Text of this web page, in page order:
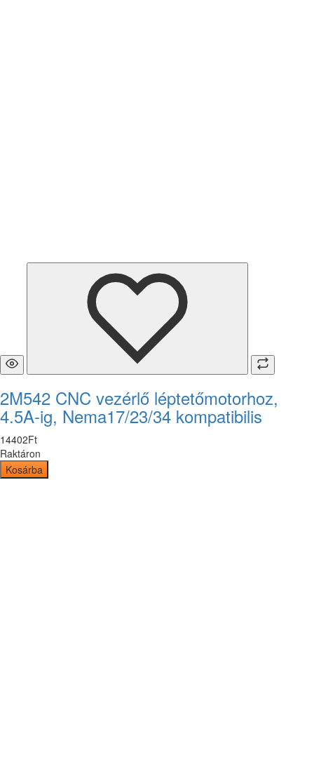
2M542 CNC vezérlő léptetőmotorhoz,
4.5A-ig, Nema17/23/34 kompatibilis
14402Ft
Raktáron
Kosárba